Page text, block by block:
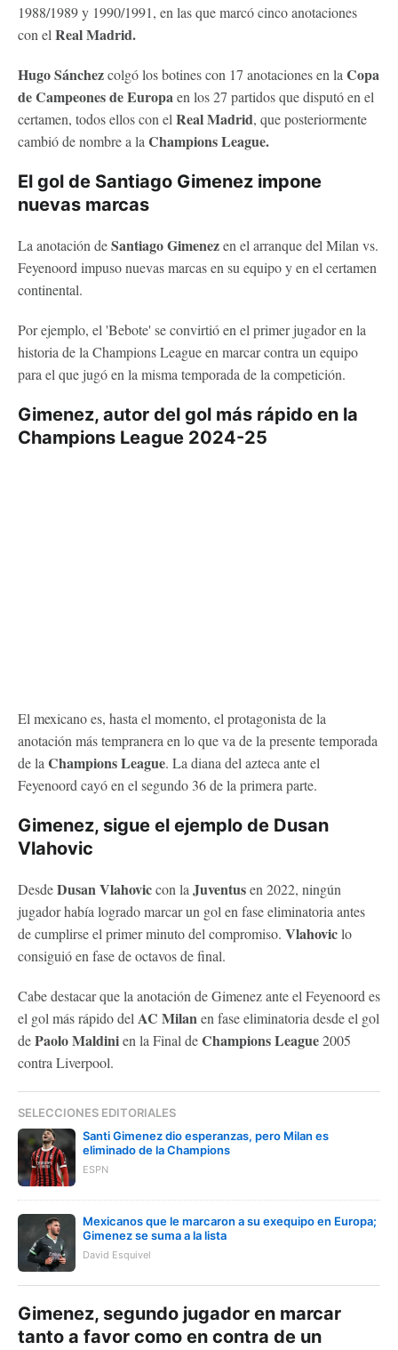
1988/1989 y 1990/1991, en las que marcó cinco anotaciones
con el Real Madrid.
Hugo Sánchezcolgó los botines con 17 anotaciones en la Copa
de Campeones de Europaen los 27 partidos que disputó en el
certamen, todos ellos con el Real Madrid, que posteriormente
cambió de nombre a la Champions League.
El gol de Santiago Gimenez impone
nuevas marcas
La anotación deSantiago Gimenezen el arranque del Milan vs.
Feyenoord impuso nuevas marcas en su equipo y en el certamen
continental.
Por ejemplo, el 'Bebote' se convirtió en el primer jugador en la
historia de la Champions League en marcar contra un equipo
para el que jugó en la misma temporada de la competición.
Gimenez, autor del gol más rápido en la
Champions League 2024-25
El mexicano es, hasta el momento, el protagonista de la
anotación más tempranera en lo que va de la presente temporada
de la Champions League. La diana del azteca ante el
Feyenoord cayó en el segundo 36 de la primera parte.
Gimenez, sigue el ejemplo de Dusan
Vlahovic
DesdeDusan Vlahoviccon la Juventusen 2022, ningún
jugador había logrado marcar un gol en fase eliminatoria antes
de cumplirse el primer minuto del compromiso. Vlahoviclo
consiguió en fase de octavos de final.
Cabe destacar que la anotación de Gimenez ante el Feyenoord es
el gol más rápido del AC Milanen fase eliminatoria desde el gol
dePaolo Maldinien la Final deChampions League2005
contra Liverpool.
SELECCIONES EDITORIALES
Santi Gimenez dio esperanzas, pero Milan es
eliminado de la Champions
ESPN
Mexicanos que le marcaron a su exequipo en Europa;
Gimenez se suma a la lista
David Esquivel
Gimenez, segundo jugador en marcar
tanto a favor como en contra de un